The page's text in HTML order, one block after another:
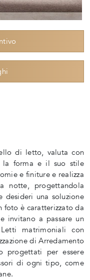
di letto, valuta con
la forma e il suo stile
e finiture e realizza
notte, progettandola
desideri una soluzione
è caratterizzato da
invitano a passare un
matrimoniali con
di Arredamento
progettati per essere
di ogni tipo, come